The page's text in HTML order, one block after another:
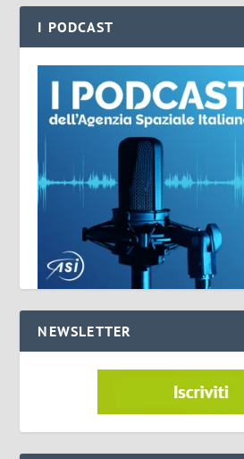
I PODCAST
NEWSLETTER